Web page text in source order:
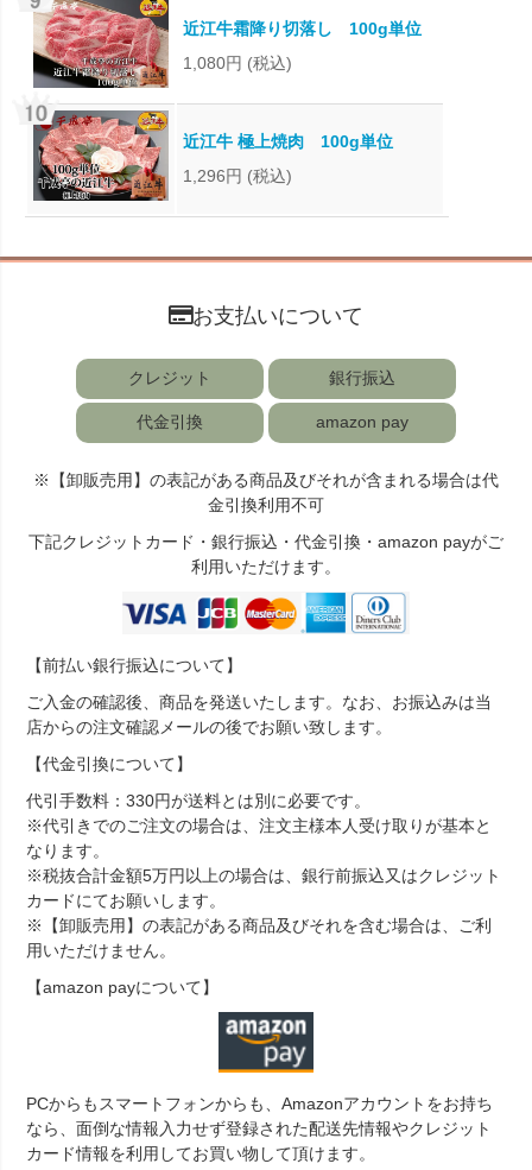
近江牛霜降り切落し 100g単位
1,080円 (税込)
近江牛 極上焼肉 100g単位
1,296円 (税込)
お支払いについて
クレジット 銀行振込
代金引換 amazon pay
※【卸販売用】の表記がある商品及びそれが含まれる場合は代
金引換利用不可
下記クレジットカード・銀行振込・代金引換・amazon payがご
利用いただけます。
【前払い銀行振込について】
ご入金の確認後、商品を発送いたします。なお、お振込みは当
店からの注文確認メールの後でお願い致します。
【代金引換について】
代引手数料：330円が送料とは別に必要です。
※代引きでのご注文の場合は、注文主様本人受け取りが基本と
なります。
※税抜合計金額5万円以上の場合は、銀行前振込又はクレジット
カードにてお願いします。
※【卸販売用】の表記がある商品及びそれを含む場合は、ご利
用いただけません。
【amazon payについて】
PCからもスマートフォンからも、Amazonアカウントをお持ち
なら、面倒な情報入力せず登録された配送先情報やクレジット
カード情報を利用してお買い物して頂けます。